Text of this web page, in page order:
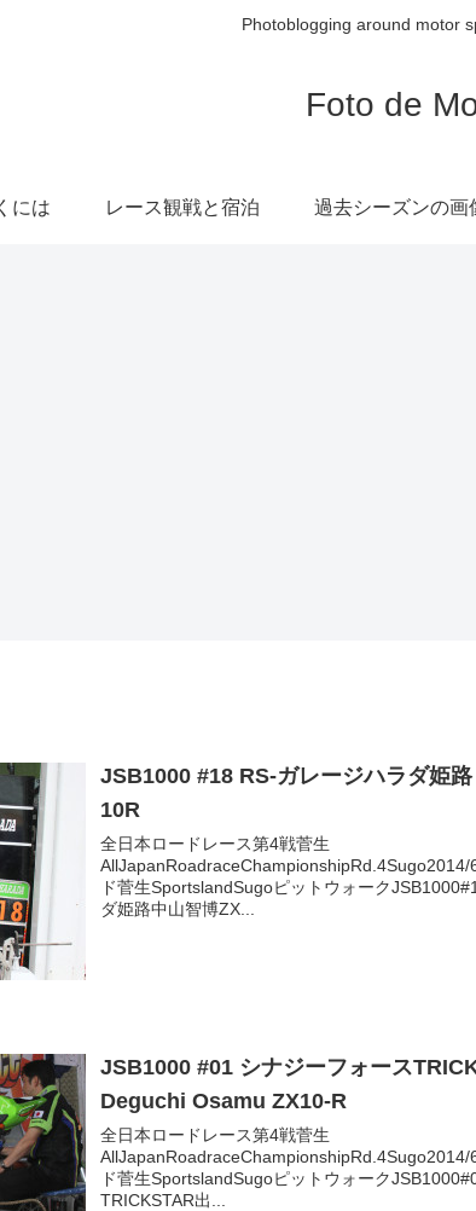
Photoblogging around motor
Foto de
には レース観戦と宿泊 過去シーズンの画
JSB1000 #18 RS-ガレージハラダ姫
10R
全日本ロードレース第4戦菅生
AllJapanRoadraceChampionshipRd.4Sugo2014/
ド菅生SportslandSugoピットウォーク
ダ姫路中山智博ZX...
JSB1000 #01 シナジーフォース
Deguchi Osamu ZX10-R
全日本ロードレース第4戦菅生
AllJapanRoadraceChampionshipRd.4Sugo2014/
ド菅生SportslandSugoピットウォーク
TRICKSTAR出...